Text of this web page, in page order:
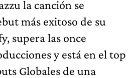
la canción se
más exitoso de su
supera las once
y está en el top
Globales de una